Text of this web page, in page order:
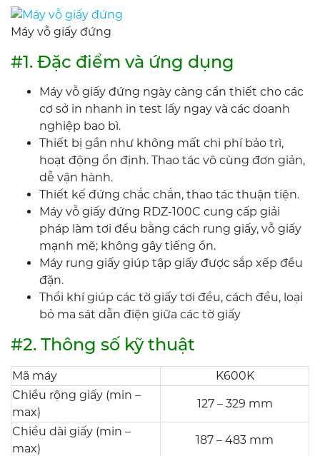
Máy vỗ giấy đứng
#1. Đặc điểm và ứng dụng
Máy vỗ giấy đứng ngày càng cần thiết cho các
cơ sở in nhanh in test lấy ngay và các doanh
nghiệp bao bì.
Thiết bị gần như không mất chi phí bảo trì,
hoạt động ổn định. Thao tác vô cùng đơn giản,
dễ vận hành.
Thiết kế đứng chắc chắn, thao tác thuận tiện.
Máy vỗ giấy đứng RDZ-100C cung cấp giải
pháp làm tơi đều bằng cách rung giấy, vỗ giấy
mạnh mẽ; không gây tiếng ồn.
Máy rung giấy giúp tập giấy được sắp xếp đều
đặn.
Thổi khí giúp các tờ giấy tơi đều, cách đều, loại
bỏ ma sát dẫn điện giữa các tờ giấy
#2. Thông số kỹ thuật
Mã máy
K600K
Chiều rộng giấy (min –
max)
127 – 329 mm
Chiều dài giấy (min –
max)
187 – 483 mm